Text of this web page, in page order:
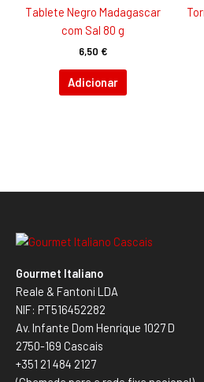
Tablete Negro Madagascar
com Sal 80 g
6,50 €
Adicionar
Gourmet Italiano
Reale & Fantoni LDA
NIF: PT516452282
Av. Infante Dom Henrique 1027 D
2750-169 Cascais
+351 21 484 2127